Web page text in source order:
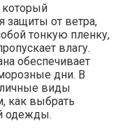
защиты от ветра,
тонкую пленку,
влагу.
обеспечивает
дни. В
виды
как выбрать
одежды.